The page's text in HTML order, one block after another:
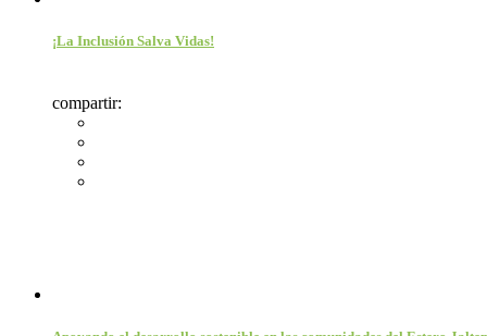
¡La Inclusión Salva Vidas!
compartir: